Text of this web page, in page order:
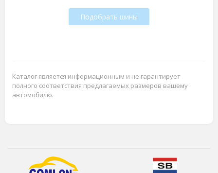
Подобрать шины
Каталог является информационным и не гарантирует
полного соответствия предлагаемых размеров вашему
автомобилю.